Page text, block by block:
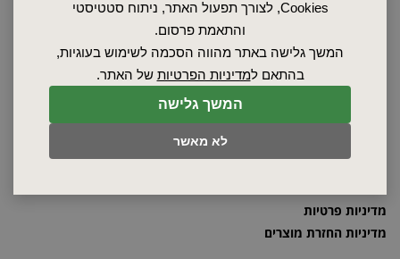
המשך גלישה
לא מאשר
Cookies, לצורך תפעול האתר, ניתוח סטטיסטי
והתאמת פרסום.
המשך גלישה באתר מהווה הסכמה לשימוש בעוגיות,
בהתאם למדיניות הפרטיות של האתר.
מאמרים
מדיניות פרטיות
מדיניות החזרת מוצרים